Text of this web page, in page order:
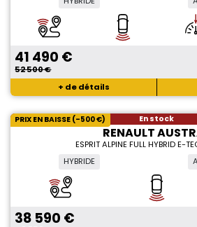
41 490 €
52 500 €
+ de détails
En stock
PRIX EN BAISSE (-500 €)
RENAULT
ESPRIT ALPINE FULL HYBRID E-
HYBRIDE
38 590 €